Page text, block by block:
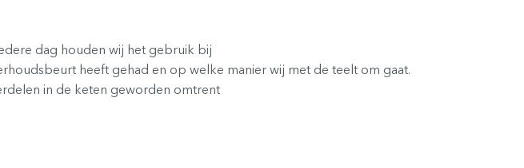
dag houden wij het gebruik bij
heeft gehad en op welke manier wij met de teelt om gaat.
in de keten geworden omtrent